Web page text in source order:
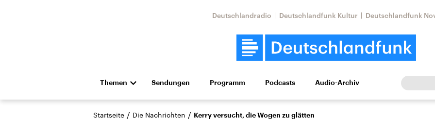
Deutschlandradio Deutschlandfunk Kultur Deutschlandfunk
Themen
Die Nachrichten Politik Wirtschaft Wissen Kultur Europa
Hörspiel und Feature Musik
Sendungen Programm Podcasts Audio-Archiv
Startseite / Die Nachrichten / Kerry versucht, die Wogen zu glätten